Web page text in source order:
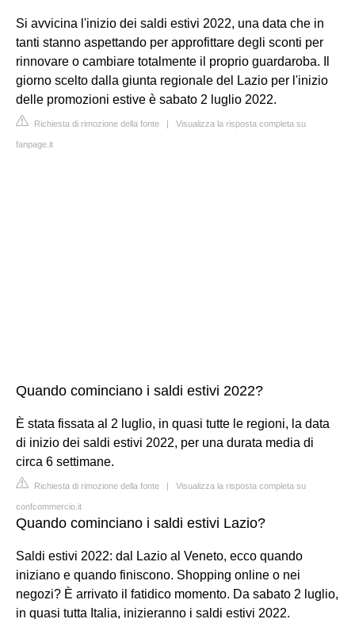
Si avvicina l'inizio dei saldi estivi 2022, una data che in
tanti stanno aspettando per approfittare degli sconti per
rinnovare o cambiare totalmente il proprio guardaroba. Il
giorno scelto dalla giunta regionale del Lazio per l'inizio
delle promozioni estive è sabato 2 luglio 2022.
Richiesta di rimozione della fonte | Visualizza la risposta completa su
fanpage.it
Quando cominciano i saldi estivi 2022?
È stata fissata al 2 luglio, in quasi tutte le regioni, la data
di inizio dei saldi estivi 2022, per una durata media di
circa 6 settimane.
Richiesta di rimozione della fonte | Visualizza la risposta completa su
confcommercio.it
Quando cominciano i saldi estivi Lazio?
Saldi estivi 2022: dal Lazio al Veneto, ecco quando
iniziano e quando finiscono. Shopping online o nei
negozi? È arrivato il fatidico momento. Da sabato 2 luglio,
in quasi tutta Italia, inizieranno i saldi estivi 2022.